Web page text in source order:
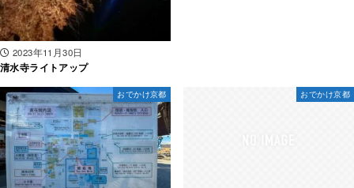
2023年11月30日
清水寺ライトアップ
おでかけ京都 おでかけ京都